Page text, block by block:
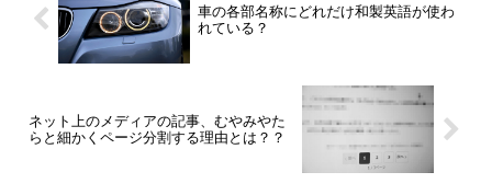
車の各部名称にどれだけ和製英語が使わ
れている？
ネット上のメディアの記事、むやみやた
らと細かくページ分割する理由とは？？